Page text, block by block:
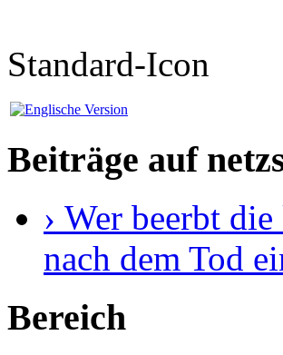
Standard-Icon
Beiträge auf
› Wer beerbt
nach dem Tod
Bereich